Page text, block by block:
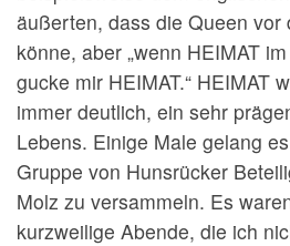
äußerten, dass die Queen vor
könne, aber „wenn HEIMAT
gucke mir HEIMAT.“ HEIMAT
immer deutlich, ein sehr
Lebens. Einige Male gelang
Gruppe von Hunsrücker
Molz zu versammeln. Es
kurzweilige Abende, die ich